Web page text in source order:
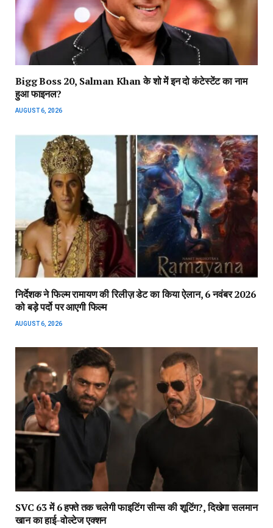
Bigg Boss 20, Salman Khan के शो में इन दो कंटेस्टेंट का नाम
हुआ फाइनल?
AUGUST 6, 2026
निर्देशक ने फिल्म रामायण की रिलीज़ डेट का किया ऐलान, 6 नवंबर 2026
को बड़े पर्दो पर आएगी फिल्म
AUGUST 6, 2026
SVC 63 में 6 हफ्ते तक चलेगी फाइटिंग सीन्स की शूटिंग?, दिखेगा सलमान
खान का हाई-वोल्टेज एक्शन